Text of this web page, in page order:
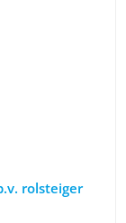
veilig
plaat t.b.v.
rolsteiger